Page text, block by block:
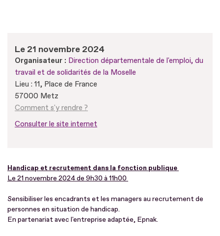
Le 21 novembre 2024
Organisateur : Direction départementale de l'emploi, du
travail et de solidarités de la Moselle
Lieu : 11, Place de France
57000 Metz
Comment s'y rendre ?
Consulter le site internet
Handicap et recrutement dans la fonction publique
Le 21 novembre 2024 de 9h30 à 11h00
Sensibiliser les encadrants et les managers au recrutement de
personnes en situation de handicap.
En partenariat avec l'entreprise adaptée, Epnak.